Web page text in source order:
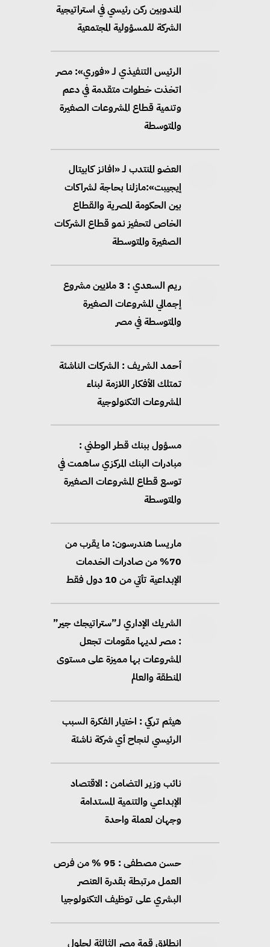
المندوبين ركن رئيسي في استراتيجية
الشركة للمسؤولية المجتمعية
الرئيس التنفيذي لـ «فوري»: مصر
اتخذت خطوات متقدمة في دعم
وتنمية قطاع المشروعات الصغيرة
والمتوسطة
العضو المنتدب لـ «افانز كابيتال
إيجيبت»:مازلنا بحاجة لشراكات
بين الحكومة المصرية والقطاع
الخاص لتحفيز نمو قطاع الشركات
الصغيرة والمتوسطة
ريم السعدي : 3 ملايين مشروع
إجمالي المشروعات الصغيرة
والمتوسطة في مصر
أحمد الشريف : الشركات الناشئة
تمتلك الأفكار اللازمة لبناء
المشروعات التكنولوجية
مسؤول ببنك قطر الوطني :
مبادرات البنك المركزي ساهمت في
توسع قطاع المشروعات الصغيرة
والمتوسطة
ماريسا هندرسون: ما يقرب من
70% من صادرات الخدمات
الإبداعية تأتي من 10 دول فقط
الشريك الإداري لـ”ستراتيجك جير”
: مصر لديها مقومات تجعل
المشروعات بها مميزة على مستوى
المنطقة والعالم
هيثم تركي : اختيار الفكرة السبب
الرئيسي لنجاح أي شركة ناشئة
نائب وزير التضامن : الاقتصاد
الإبداعي والتنمية المستدامة
وجهان لعملة واحدة
حسن مصطفى : 95 % من فرص
العمل مرتبطة بقدرة العنصر
البشري على توظيف التكنولوجيا
انطلاق قمة مصر الثالثة لحلول